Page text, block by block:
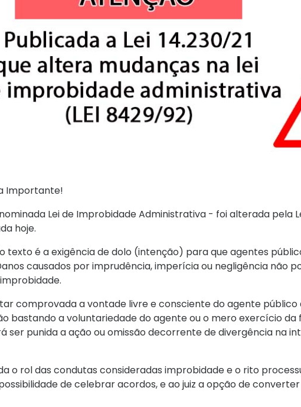
Importante!
Lei de Improbidade Administrativa - foi alterada pela
hoje.
texto é a exigência de dolo (intenção) para que agentes
causados por imprudência, imperícia ou negligência não
comprovada a vontade livre e consciente do agente
bastando a voluntariedade do agente ou o mero exercício da
ser punida a ação ou omissão decorrente de divergência na
o rol das condutas consideradas improbidade e o rito
de celebrar acordos, e ao juiz a opção de